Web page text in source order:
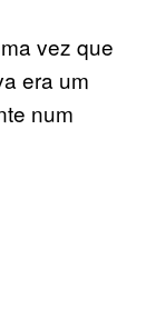
vez que
era um
num